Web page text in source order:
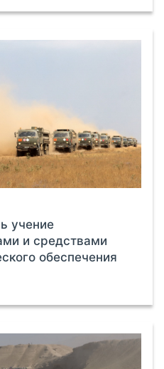
учение
и средствами
обеспечения